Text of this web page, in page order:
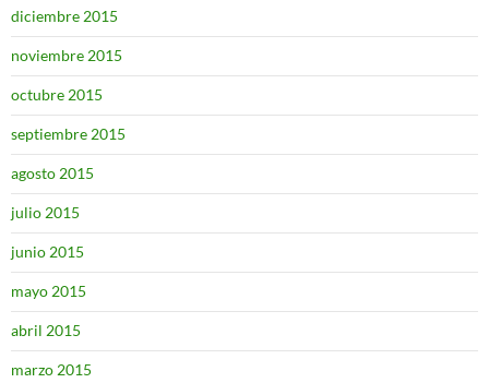
diciembre 2015
noviembre 2015
octubre 2015
septiembre 2015
agosto 2015
julio 2015
junio 2015
mayo 2015
abril 2015
marzo 2015